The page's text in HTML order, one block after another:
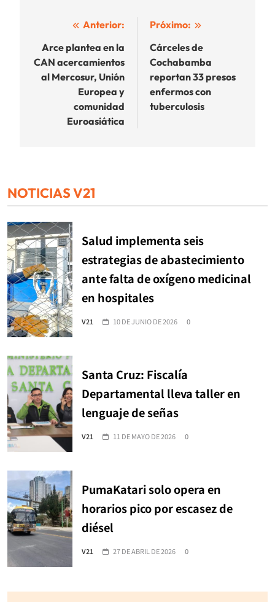
Navegación
de
entradas
Anterior:
Arce plantea en la
CAN acercamientos
al Mercosur, Unión
Europea y
comunidad
Euroasiática
Próximo:
Cárceles de
Cochabamba
reportan 33 presos
enfermos con
tuberculosis
NOTICIAS V21
Salud implementa seis
estrategias de abastecimiento
ante falta de oxígeno medicinal
en hospitales
V21 10 DE JUNIO DE 2026 0
Santa Cruz: Fiscalía
Departamental lleva taller en
lenguaje de señas
V21 11 DE MAYO DE 2026 0
PumaKatari solo opera en
horarios pico por escasez de
diésel
V21 27 DE ABRIL DE 2026 0